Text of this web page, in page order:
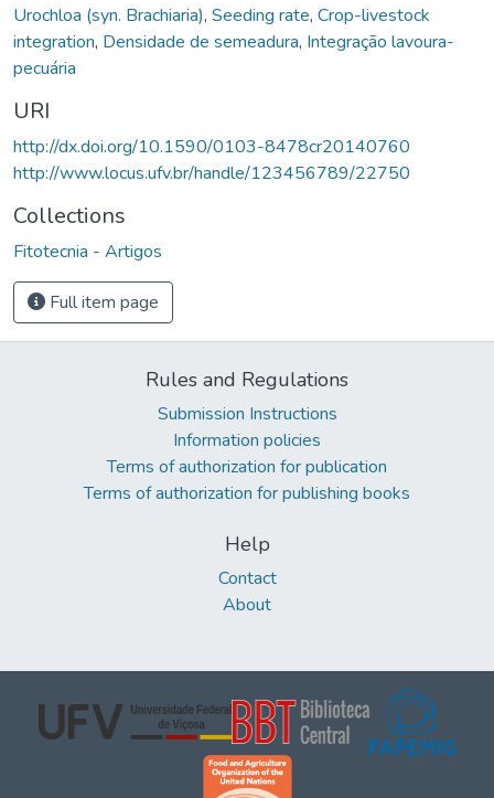
Urochloa (syn. Brachiaria), Seeding rate, Crop-livestock
integration, Densidade de semeadura, Integração lavoura-
pecuária
URI
http://dx.doi.org/10.1590/0103-8478cr20140760
http://www.locus.ufv.br/handle/123456789/22750
Collections
Fitotecnia - Artigos
Full item page
Rules and Regulations
Submission Instructions
Information policies
Terms of authorization for publication
Terms of authorization for publishing books
Help
Contact
About